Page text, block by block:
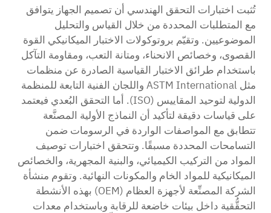
تُثبت اختبارات التحقق الهندسي أن تصميم الجهاز يتوافق
مع المتطلبات المحددة من خلال القياس والتحليل
الموضوعيين. وتقيّم بروتوكولات الاختبار الميكانيكي القوة
القصوى، وخصائص الانحناء، ومتانة التعب، ومقاومة التآكل
باستخدام طرائق الاختبار القياسية الصادرة عن منظمات
مثل ASTM International واللجان الفنية التابعة للمنظمة
الدولية لتوحيد المقاييس (ISO). أما التحقق البُعدي فيعتمد
على قياسات دقيقة لتأكيد أن النماذج الأولية المصنَّعة
تتطابق مع المواصفات الواردة في الرسومات ضمن
التسامحات المحددة مسبقًا. وتتحقق اختبارات توصيف
المواد من التركيب الكيميائي، والبنية المجهرية، والخصائص
الميكانيكية للمواد الخام والمكونات النهائية. وتقوم منشأة
الشركة المصنِّعة لأجهزة العظام (OEM) بهذه الأنشطة
التحقُّقية داخل بيئات خاضعة للرقابة وباستخدام معدات